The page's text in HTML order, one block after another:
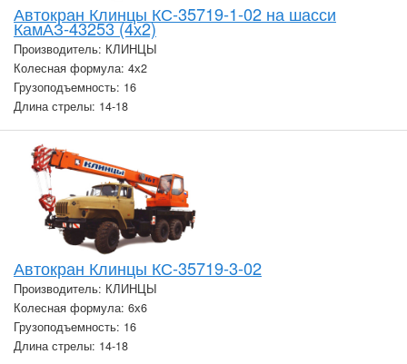
Автокран Клинцы КС-35719-1-02 на шасси
КамАЗ-43253 (4х2)
Производитель: КЛИНЦЫ
Колесная формула: 4х2
Грузоподъемность: 16
Длина стрелы: 14-18
Автокран Клинцы КС-35719-3-02
Производитель: КЛИНЦЫ
Колесная формула: 6х6
Грузоподъемность: 16
Длина стрелы: 14-18